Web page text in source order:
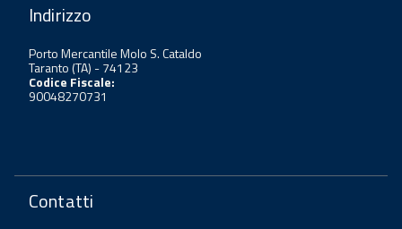
Indirizzo
Porto Mercantile Molo S. Cataldo
Taranto (TA) - 74123
Codice Fiscale:
90048270731
Contatti